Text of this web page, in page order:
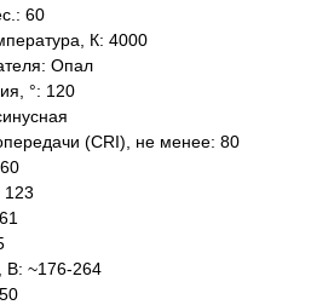
60
К: 4000
Опал
°: 120
(CRI), не менее: 80
В: ~176-264